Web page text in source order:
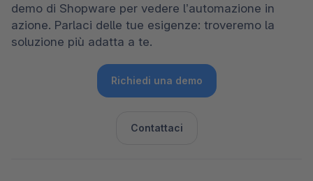
demo di Shopware per vedere l’automazione in
azione. Parlaci delle tue esigenze: troveremo la
soluzione più adatta a te.
Richiedi una demo
Contattaci